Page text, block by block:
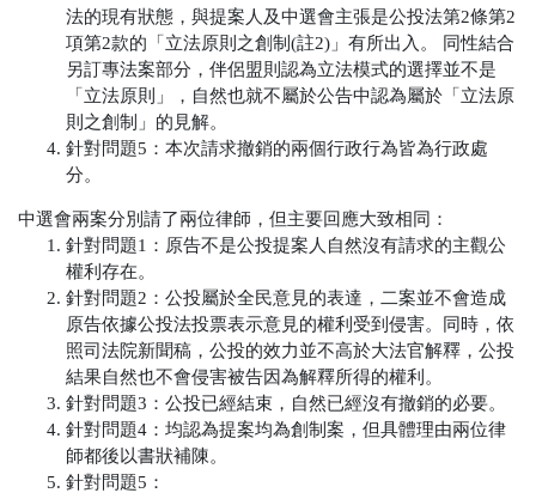
法的現有狀態，與提案人及中選會主張是公投法第2條第2
項第2款的「立法原則之創制(註2)」有所出入。
同性結合
另訂專法案部分，伴侶盟則認為立法模式的選擇並不是
「立法原則」，自然也就不屬於公告中認為屬於「立法原
則之創制」的見解。
針對問題5：本次請求撤銷的兩個行政行為皆為行政處
分。
中選會兩案分別請了兩位律師，但主要回應大致相同：
針對問題1：原告不是公投提案人自然沒有請求的主觀公
權利存在。
針對問題2：公投屬於全民意見的表達，二案並不會造成
原告依據公投法投票表示意見的權利受到侵害。同時，依
照司法院新聞稿，公投的效力並不高於大法官解釋，公投
結果自然也不會侵害被告因為解釋所得的權利。
針對問題3：公投已經結束，自然已經沒有撤銷的必要。
針對問題4：均認為提案均為創制案，但具體理由兩位律
師都後以書狀補陳。
針對問題5：